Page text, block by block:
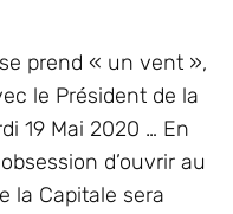
prend « un vent »,
le Président de la
19 Mai 2020 … En
d’ouvrir au
la Capitale sera